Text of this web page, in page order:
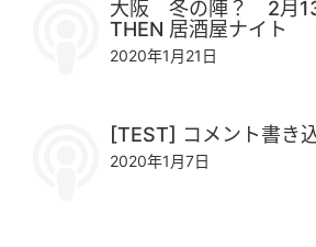
大阪 冬の陣？ 2月
THEN 居酒屋ナイト
2020年1月21日
[TEST] コメント書き
2020年1月7日